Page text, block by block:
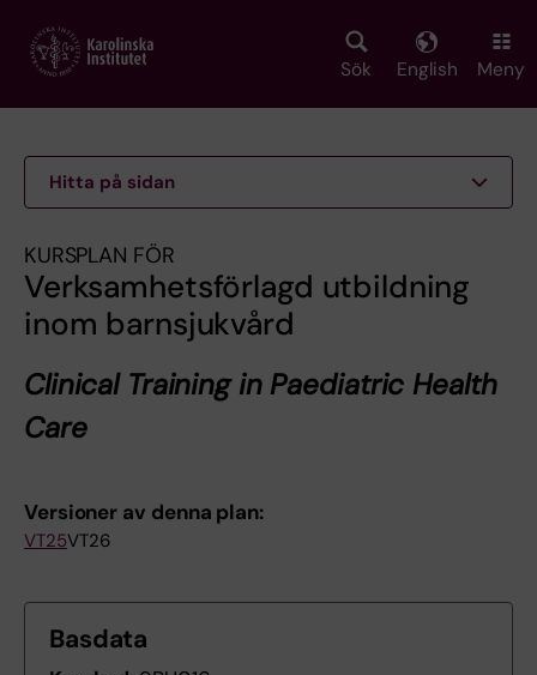
main
Sök English Meny
Hitta på sidan
KURSPLAN FÖR
Verksamhetsförlagd utbildning
inom barnsjukvård
Clinical Training in Paediatric Health
Care
Versioner av denna plan:
VT25VT26
Basdata